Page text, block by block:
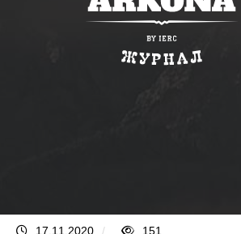
17.11.2020 / 151